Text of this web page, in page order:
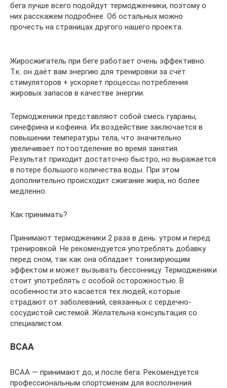
бега лучше всего подойдут термодженники, поэтому о
них расскажем подробнее. Об остальных можно
прочесть на страницах другого нашего проекта.
Жиросжигатель при беге работает очень эффективно.
Т.к. он даёт вам энергию для тренировки за счёт
стимуляторов + ускоряет процессы потребления
жировых запасов в качестве энергии.
Термодженики представляют собой смесь гуараны,
синефрина и кофеина. Их воздействие заключается в
повышении температуры тела, что значительно
увеличивает потоотделение во время занятия.
Результат приходит достаточно быстро, но выражается
в потере большого количества воды. При этом
дополнительно происходит сжигание жира, но более
медленно.
Как принимать?
Принимают термодженики 2 раза в день: утром и перед
тренировкой. Не рекомендуется употреблять добавку
перед сном, так как она обладает тонизирующим
эффектом и может вызывать бессонницу. Термодженики
стоит употреблять с особой осторожностью. В
особенности это касается тех людей, которые
страдают от заболеваний, связанных с сердечно-
сосудистой системой. Желательна консультация со
специалистом.
ВСАА
BCAA — принимают до, и после бега. Рекомендуется
профессиональным спортсменам для восполнения